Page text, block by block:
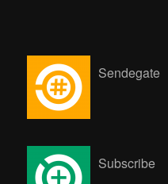
Sendegate
Subscribe